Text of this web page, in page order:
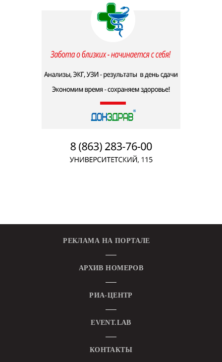
РЕКЛАМА НА ПОРТАЛЕ
АРХИВ НОМЕРОВ
РИА-ЦЕНТР
EVENT.LAB
КОНТАКТЫ